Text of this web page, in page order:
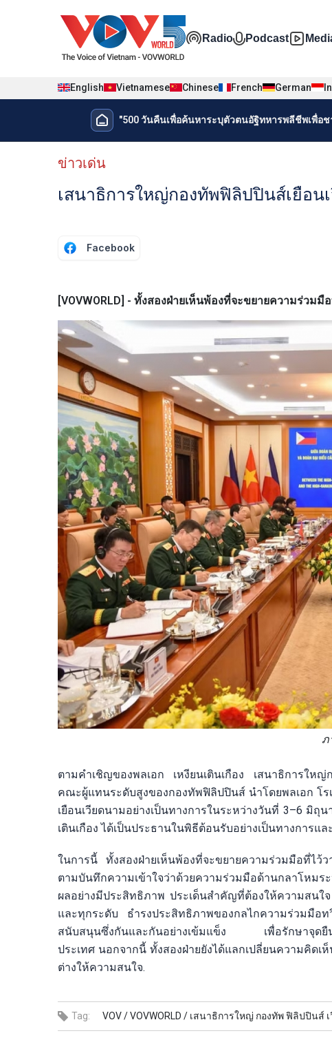
Đa phương
Radio Podcast
English Vietnamese Chinese French German
Menu trang chủ tiếng Thái
"500 วันคืนเพื่อค้นหาระบุตัวตนอัฐิทหารพลีชีพเพื่อช
Menu phụ tiếng Thái
ข่าวเด่น
เสนาธิการใหญ่กองทัพฟิลิปปินส์เยือน
Facebook
[VOVWORLD] - ทั้งสองฝ่ายเห็นพ้องที่จะขยายความร่วม
ภ
ตามคำเชิญของพลเอก เหงียนเตินเกือง เสนาธิการให
คณะผู้แทนระดับสูงของกองทัพฟิลิปปินส์ นำโดยพลเอก โร
เยือนเวียดนามอย่างเป็นทางการในระหว่างวันที่ 3–6 มิ
เตินเกือง ได้เป็นประธานในพิธีต้อนรับอย่างเป็นทางการแล
ในการนี้ ทั้งสองฝ่ายเห็นพ้องที่จะขยายความร่วมมือที่ไ
ตามบันทึกความเข้าใจว่าด้วยความร่วมมือด้านกลาโหมร
ผลอย่างมีประสิทธิภาพ ประเด็นสำคัญที่ต้องให้ความสน
และทุกระดับ ธำรงประสิทธิภาพของกลไกความร่วมมือ
สนับสนุนซึ่งกันและกันอย่างเข้มแข็ง เพื่อรักษาจุดยืนร่
ประเทศ นอกจากนี้ ทั้งสองฝ่ายยังได้แลกเปลี่ยนความคิด
ต่างให้ความสนใจ.
Tag: VOV /VOVWORLD / เสนาธิการใหญ่ กองทัพ ฟิลิปปินส์